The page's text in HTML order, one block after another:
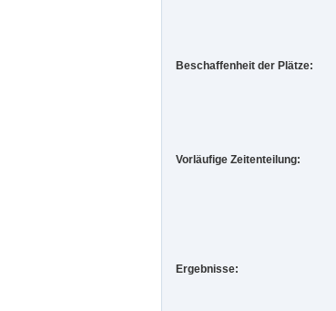
Beschaffenheit der Plätze:
Vorläufige Zeitenteilung:
Ergebnisse: